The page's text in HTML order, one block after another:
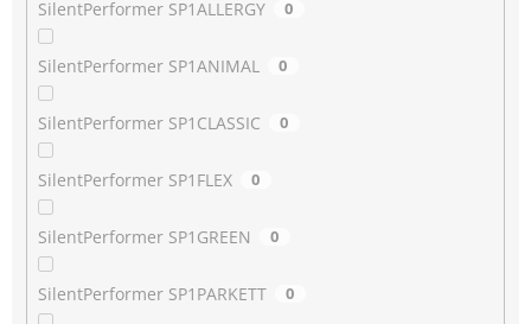
SilentPerformer SP1ALLERGY 0
SilentPerformer SP1ANIMAL 0
SilentPerformer SP1CLASSIC 0
SilentPerformer SP1FLEX 0
SilentPerformer SP1GREEN 0
SilentPerformer SP1PARKETT 0